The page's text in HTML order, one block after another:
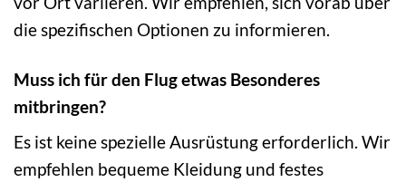
die spezifischen Optionen zu informieren.
Muss ich für den Flug etwas Besonderes
mitbringen?
Es ist keine spezielle Ausrüstung erforderlich. Wir
empfehlen bequeme Kleidung und festes